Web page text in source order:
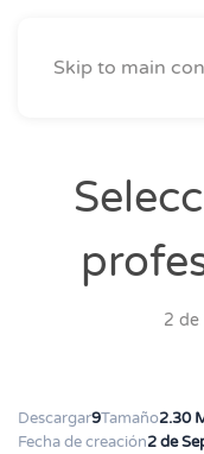
Skip to main
2 de
Descargar9Tamaño2.30
Fecha de creación2 de